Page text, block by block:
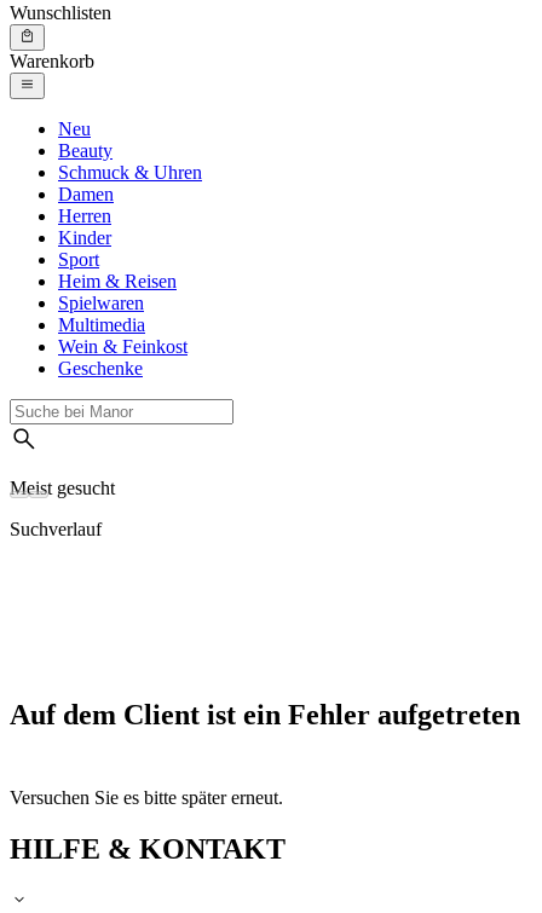
Wunschlisten
Warenkorb
Neu
Beauty
Schmuck & Uhren
Damen
Herren
Kinder
Sport
Heim & Reisen
Spielwaren
Multimedia
Wein & Feinkost
Geschenke
Meist gesucht
Suchverlauf
Auf dem Client ist ein Fehler aufgetreten
Versuchen Sie es bitte später erneut.
HILFE & KONTAKT